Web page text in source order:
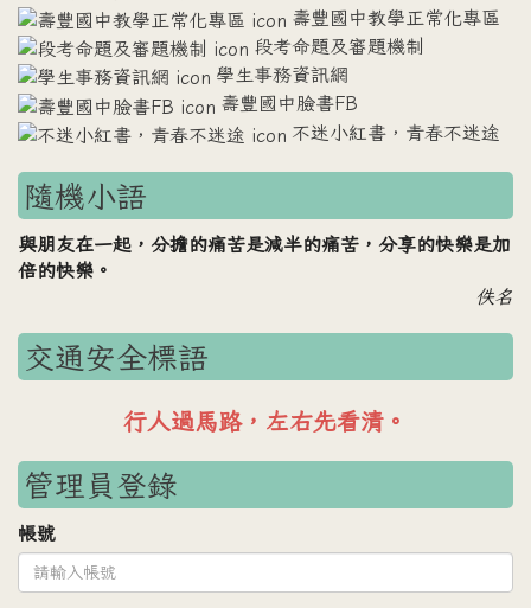
壽豐國中教學正常化專區
段考命題及審題機制
學生事務資訊網
壽豐國中臉書FB
不迷小紅書，青春不迷途
隨機小語
與朋友在一起，分擔的痛苦是減半的痛苦，分享的快樂是加
倍的快樂。
佚名
交通安全標語
車輛禮讓行人，行人安全過路。
管理員登錄
帳號